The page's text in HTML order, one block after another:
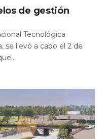
de gestión
Tecnológica
se llevó a cabo el 2 de